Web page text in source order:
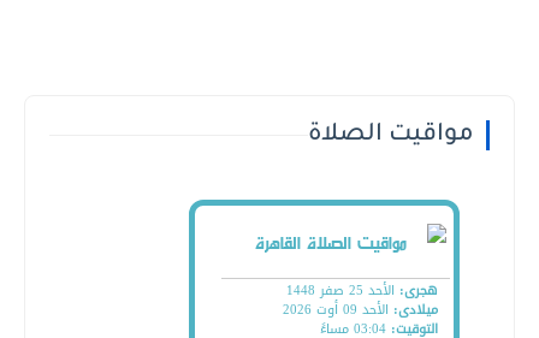
مواقيت الصلاة